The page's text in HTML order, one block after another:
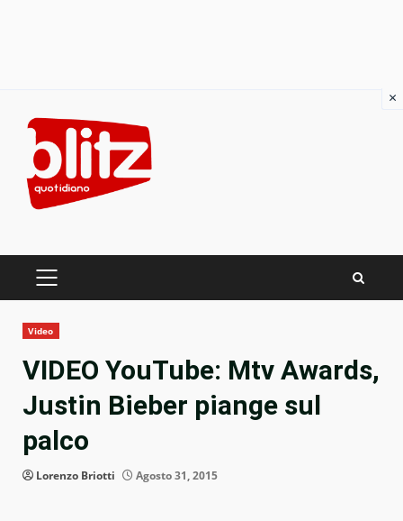
content
PRIMARY
Video
VIDEO YouTube: Mtv Awards,
Justin Bieber piange sul
palco
Lorenzo Briotti Agosto 31, 2015
×